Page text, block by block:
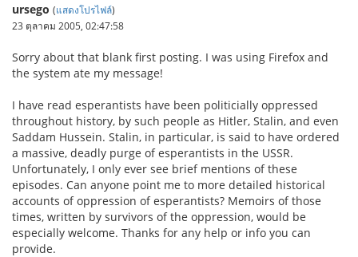
ursego (แสดงโปรไฟล์)
23 ตุลาคม 2005, 02:47:58
Sorry about that blank first posting. I was using Firefox and
the system ate my message!
I have read esperantists have been politicially oppressed
throughout history, by such people as Hitler, Stalin, and even
Saddam Hussein. Stalin, in particular, is said to have ordered
a massive, deadly purge of esperantists in the USSR.
Unfortunately, I only ever see brief mentions of these
episodes. Can anyone point me to more detailed historical
accounts of oppression of esperantists? Memoirs of those
times, written by survivors of the oppression, would be
especially welcome. Thanks for any help or info you can
provide.